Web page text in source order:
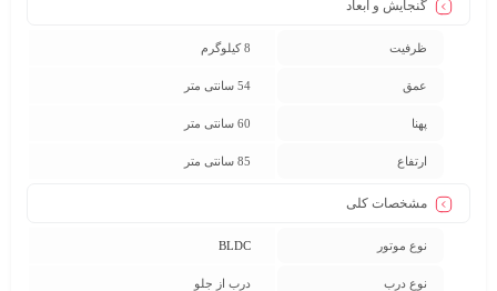
گنجایش و ابعاد
ظرفیت 8 کیلوگرم
عمق 54 سانتی متر
پهنا 60 سانتی متر
ارتفاع 85 سانتی متر
مشخصات کلی
نوع موتور BLDC
نوع درب درب از جلو